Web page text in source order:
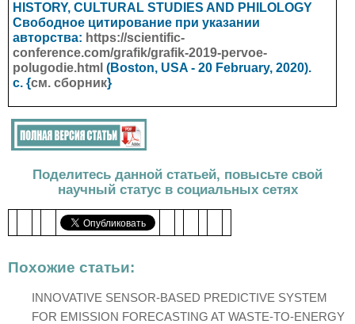
HISTORY, CULTURAL STUDIES AND PHILOLOGY
Свободное цитирование при указании
авторства: https://scientific-
conference.com/grafik/grafik-2019-pervoe-
polugodie.html (Boston, USA - 20 February, 2020).
с. {см. сборник}
Поделитесь данной статьей, повысьте свой
научный статус в социальных сетях
Похожие статьи:
INNOVATIVE SENSOR-BASED PREDICTIVE SYSTEM
FOR EMISSION FORECASTING AT WASTE-TO-ENERGY